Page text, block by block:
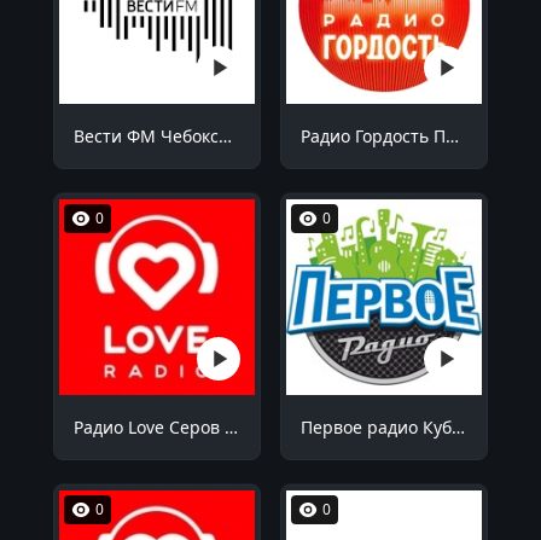
Вести ФМ Чебоксары 98.5 FM Радио Гордость Пермь 105.6 FM
0
Радио Love Серов 103.7 FM
0
Первое радио Кубани Октябрьский 94.9 FM
0 0